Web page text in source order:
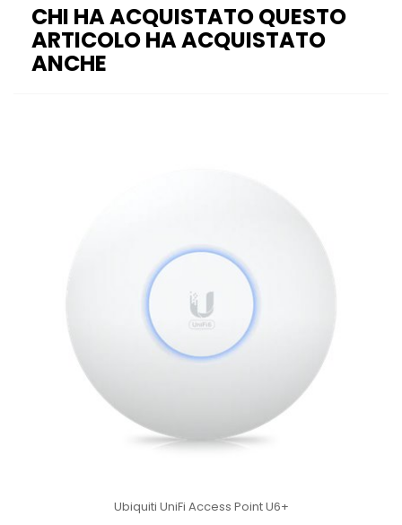
CHI HA ACQUISTATO QUESTO
ARTICOLO HA ACQUISTATO
ANCHE
Ubiquiti UniFi Access Point U6+